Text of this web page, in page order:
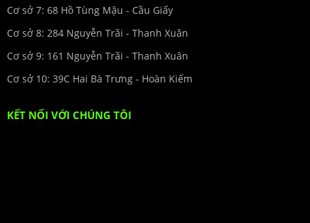
Cơ sở 7: 68 Hồ Tùng Mậu - Cầu Giấy
Cơ sở 8: 284 Nguyễn Trãi - Thanh Xuân
Cơ sở 9: 161 Nguyễn Trãi - Thanh Xuân
Cơ sở 10: 39C Hai Bà Trưng - Hoàn Kiếm
KẾT NỐI VỚI CHÚNG TÔI